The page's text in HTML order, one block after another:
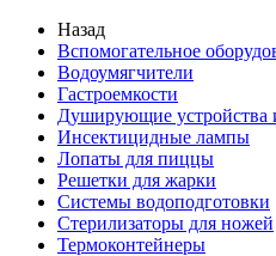
Назад
Вспомогательное
Водоумягчители
Гастроемкости
Душирующие устройства
Инсектицидные лампы
Лопаты для пиццы
Решетки для жарки
Системы водоподготовки
Стерилизаторы для ножей
Термоконтейнеры